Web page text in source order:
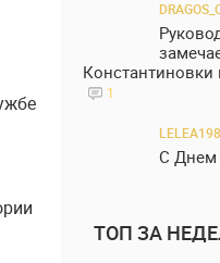
1
С Днем
ТОП ЗА